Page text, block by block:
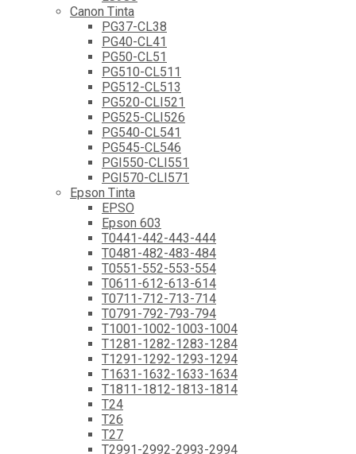
Canon Tinta
PG37-CL38
PG40-CL41
PG50-CL51
PG510-CL511
PG512-CL513
PG520-CLI521
PG525-CLI526
PG540-CL541
PG545-CL546
PGI550-CLI551
PGI570-CLI571
Epson Tinta
EPSO
Epson 603
T0441-442-443-444
T0481-482-483-484
T0551-552-553-554
T0611-612-613-614
T0711-712-713-714
T0791-792-793-794
T1001-1002-1003-1004
T1281-1282-1283-1284
T1291-1292-1293-1294
T1631-1632-1633-1634
T1811-1812-1813-1814
T24
T26
T27
T2991-2992-2993-2994